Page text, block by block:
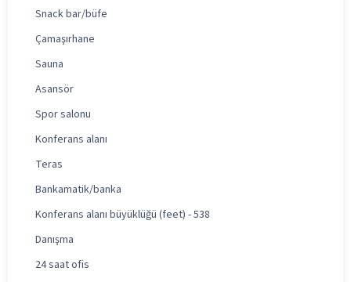
Snack bar/büfe
Çamaşırhane
Sauna
Asansör
Spor salonu
Konferans alanı
Teras
Bankamatik/banka
Konferans alanı büyüklüğü (feet) - 538
Danışma
24 saat ofis